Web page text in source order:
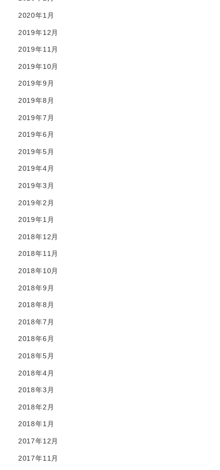
2020年1月
2019年12月
2019年11月
2019年10月
2019年9月
2019年8月
2019年7月
2019年6月
2019年5月
2019年4月
2019年3月
2019年2月
2019年1月
2018年12月
2018年11月
2018年10月
2018年9月
2018年8月
2018年7月
2018年6月
2018年5月
2018年4月
2018年3月
2018年2月
2018年1月
2017年12月
2017年11月